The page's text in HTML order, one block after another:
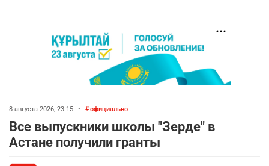
8 августа 2026, 23:15 • официально
Все выпускники школы "Зерде" в
Астане получили гранты